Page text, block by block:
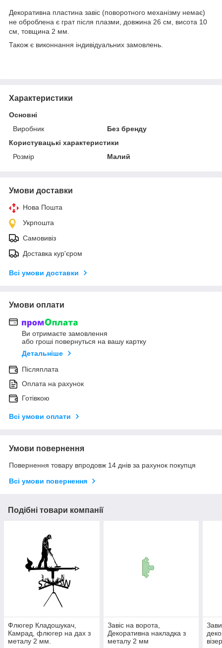
Декоративна пластина завіс (поворотного механізму немає)
не оброблена є грат після плазми, довжина 26 см, висота 10
см, товщина 2 мм.
Також є виконнання індивідуальних замовлень.
Характеристики
Основні
Виробник
Без бренду
Користувацькі характеристики
Розмір
Малий
Умови доставки
Нова Пошта
Укрпошта
Самовивіз
Доставка кур'єром
Всі умови доставки
Умови оплати
Ви отримаєте замовлення
або гроші повернуться на вашу картку
Детальніше
Післяплата
Оплата на рахунок
Готівкою
Всі умови оплати
Умови повернення
Повернення товару впродовж 14 днів за рахунок покупця
Всі умови повернення
Подібні товари компанії
Флюгер Кладошукач,
Камрад, флюгер на дах з
металу 2 мм.
Завіс на ворота,
Декоративна накладка з
металу 2 мм